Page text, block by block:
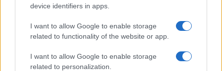
device identifiers in apps.
I want to allow Google to enable storage
related to functionality of the website or app.
I want to allow Google to enable storage
related to personalization.